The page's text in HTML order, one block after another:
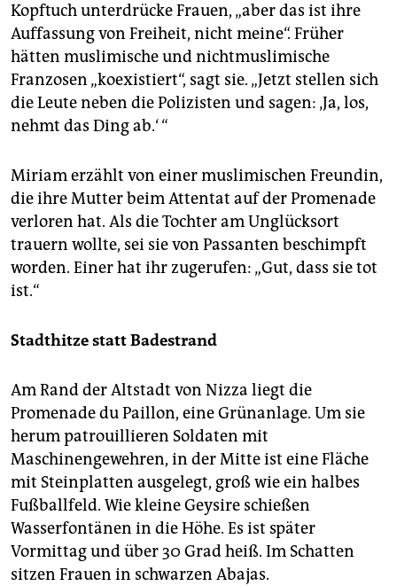
Kopftuch unterdrücke Frauen, „aber das ist ihre
Auffassung von Freiheit, nicht meine“. Früher
hätten muslimische und nichtmuslimische
Franzosen „koexistiert“, sagt sie. „Jetzt stellen sich
die Leute neben die Polizisten und sagen: ‚Ja, los,
nehmt das Ding ab.‘ “
Miriam erzählt von einer muslimischen Freundin,
die ihre Mutter beim Attentat auf der Promenade
verloren hat. Als die Tochter am Unglücksort
trauern wollte, sei sie von Passanten beschimpft
worden. Einer hat ihr zugerufen: „Gut, dass sie tot
ist.“
Stadthitze statt Badestrand
Am Rand der Altstadt von Nizza liegt die
Promenade du Paillon, eine Grünanlage. Um sie
herum patrouillieren Soldaten mit
Maschinengewehren, in der Mitte ist eine Fläche
mit Steinplatten ausgelegt, groß wie ein halbes
Fußballfeld. Wie kleine Geysire schießen
Wasserfontänen in die Höhe. Es ist später
Vormittag und über 30 Grad heiß. Im Schatten
sitzen Frauen in schwarzen Abajas.